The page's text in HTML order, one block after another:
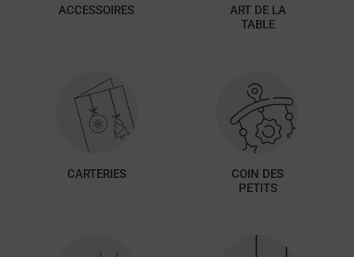
ACCESSOIRES
ART DE LA
TABLE
CARTERIES
COIN DES
PETITS